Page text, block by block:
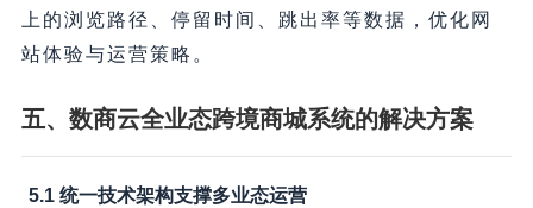
上的浏览路径、停留时间、跳出率等数据，优化网
站体验与运营策略。
五、数商云全业态跨境商城系统的解决方案
5.1 统一技术架构支撑多业态运营